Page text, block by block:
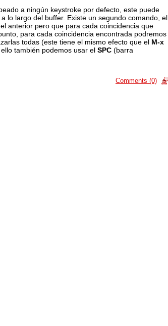
a ningún keystroke por defecto, este puede
lo largo del buffer. Existe un segundo comando, el
anterior pero que para cada coincidencia que
para cada coincidencia encontrada podremos
todas (este tiene el mismo efecto que el M-x
también podemos usar el SPC (barra
Comments (0)